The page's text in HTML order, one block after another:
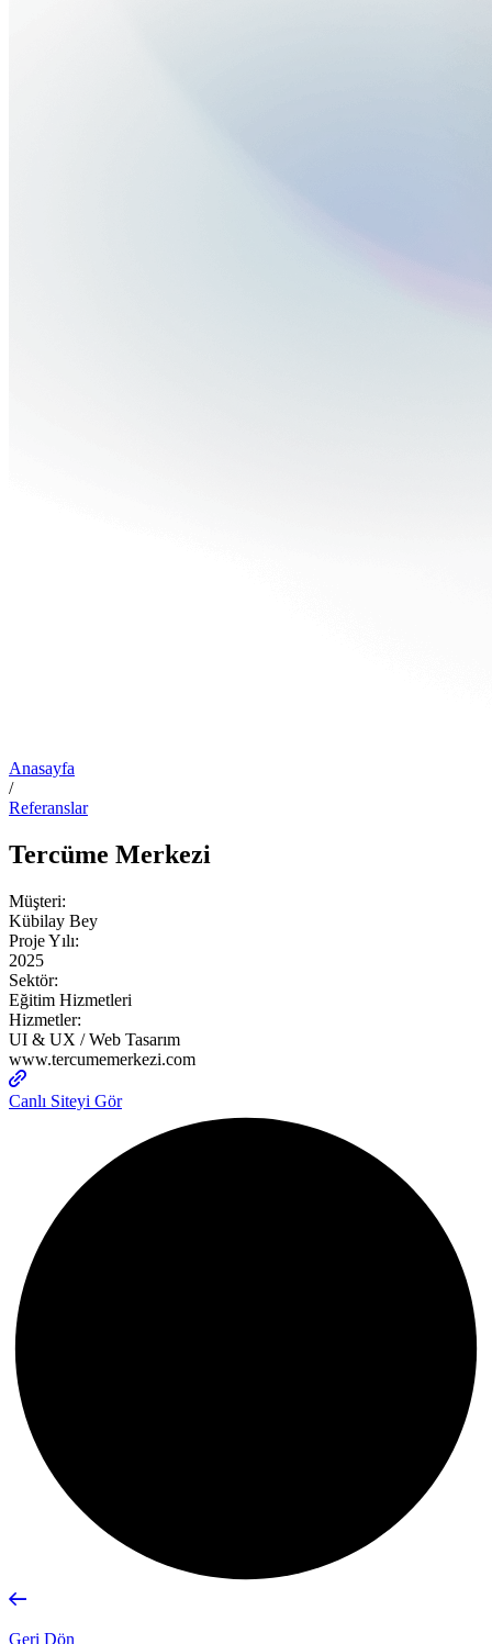
Anasayfa
/
Referanslar
Tercüme Merkezi
Müşteri:
Kübilay Bey
Proje Yılı:
2025
Sektör:
Eğitim Hizmetleri
Hizmetler:
UI & UX / Web Tasarım
www.tercumemerkezi.com
Canlı Siteyi Gör
Geri Dön